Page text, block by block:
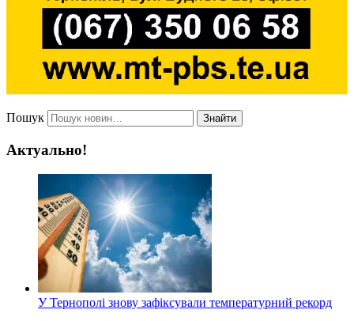
Пошук Знайти
Актуально!
У Тернополі знову зафіксували температурний рекорд